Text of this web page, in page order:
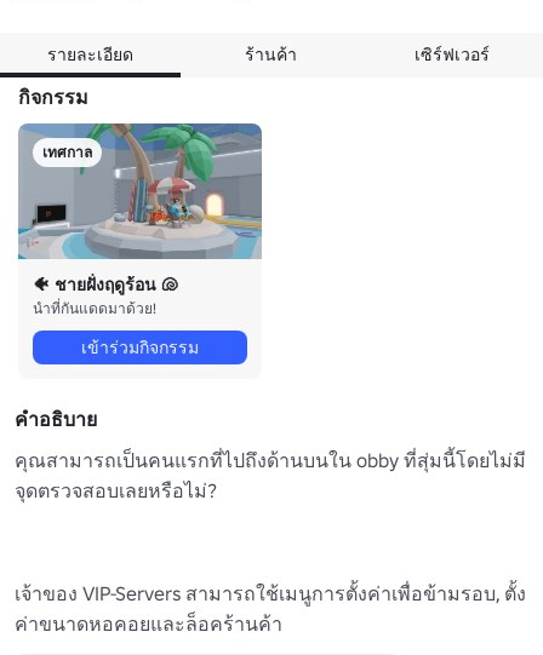
รายละเอียด ร้านค้า เซิร์ฟเวอร์
กิจกรรม
เทศกาล
🐠️ ชายฝั่งฤดูร้อน 🐚️
นำที่กันแดดมาด้วย!
เข้าร่วมกิจกรรม
คำอธิบาย
คุณสามารถเป็นคนแรกที่ไปถึงด้านบนใน obby ที่สุ่มนี้โดยไม่มี
จุดตรวจสอบเลยหรือไม่?
เจ้าของ VIP-Servers สามารถใช้เมนูการตั้งค่าเพื่อข้ามรอบ, ตั้ง
ค่าขนาดหอคอยและล็อคร้านค้า